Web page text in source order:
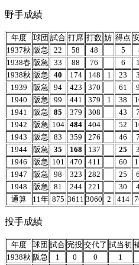
野手成績
年度 球団 試合 打席 打数 妨 得点
1937秋 阪急 22 58 48 5
1938春 阪急 33 88 76 6
1938秋 阪急 40 174 148 1 23
1939
阪急 94 423 370 61
1940
阪急 99 441 379 1 38
1941
阪急 85 379 308 43
1942
阪急 104 484 404 52
1943
阪急 83 359 276 46
1944
阪急 35 168 137 25
1946
阪急 101 470 411 60
1947
阪急 98 323 282 25
1948
阪急 81 244 221 30
通算
11年 875 3611 3060 2 414
投手成績
年度 球団 試合 完投 交代了 試当初
1938秋 阪急 1 0 0 1